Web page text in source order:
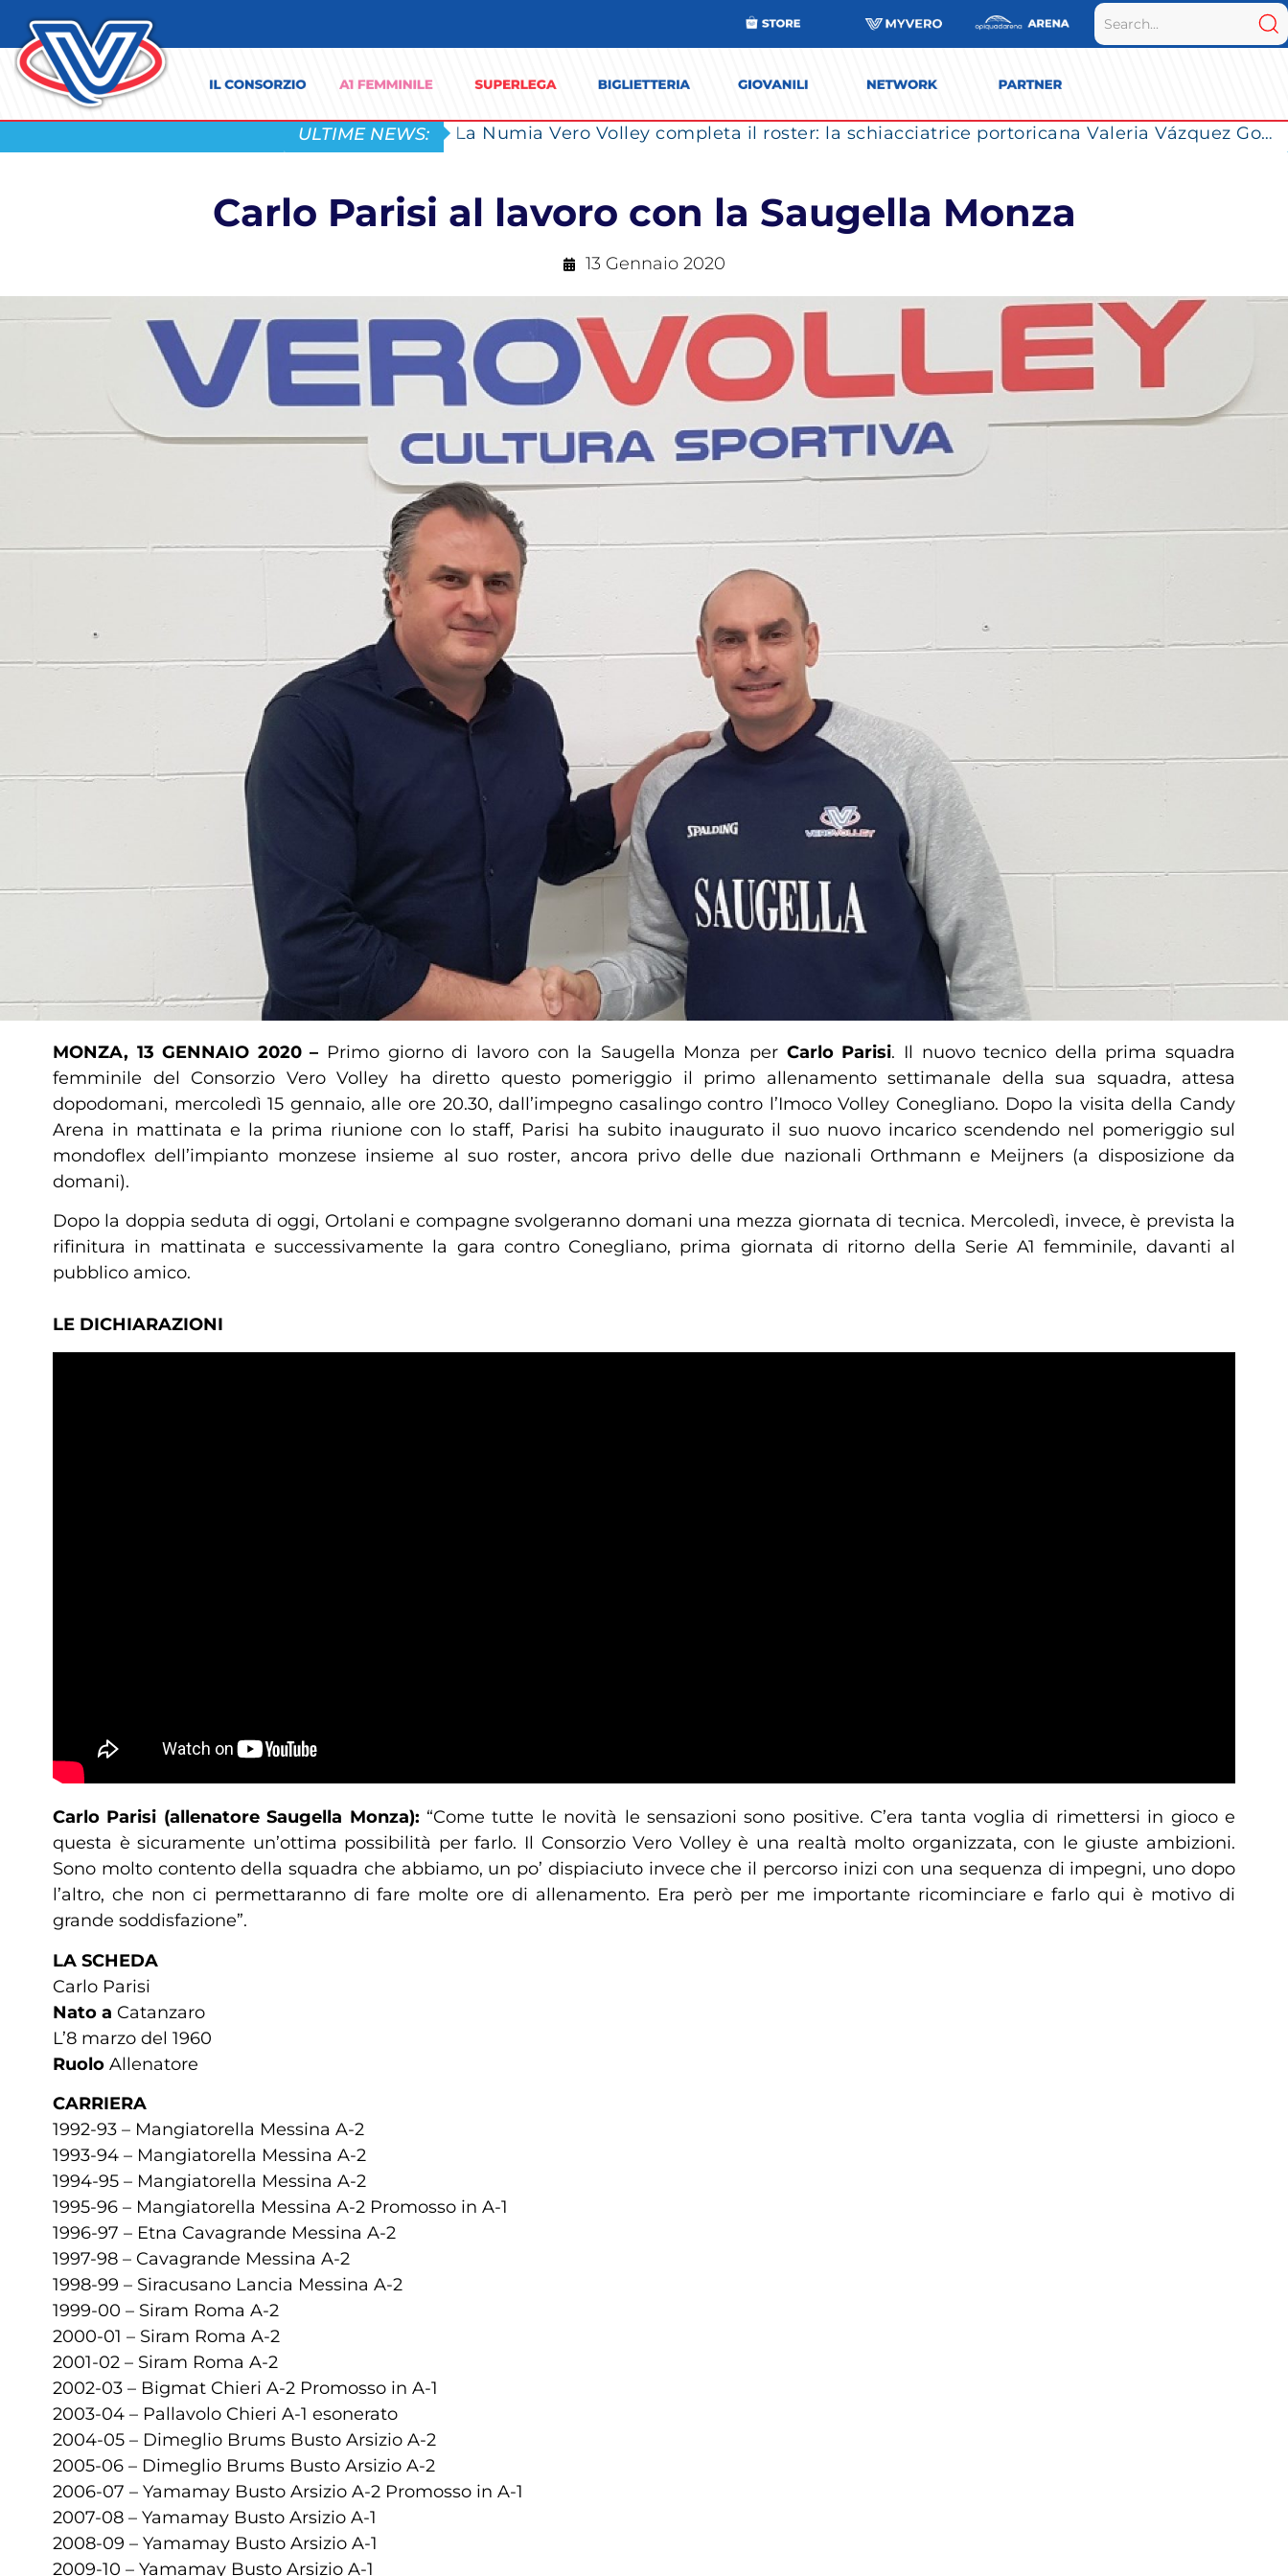
ULTIME NEWS: La Numia Vero Volley completa il roster: la schiacciatrice portoricana Valeria Vázquez Gomez è l’ultimo innesto di Milano per la stagione 2026/2027
Carlo Parisi al lavoro con la Saugella Monza
13 Gennaio 2020
MONZA, 13 GENNAIO 2020 – Primo giorno di lavoro con la Saugella Monza per Carlo Parisi. Il nuovo tecnico della prima squadra
femminile del Consorzio Vero Volley ha diretto questo pomeriggio il primo allenamento settimanale della sua squadra, attesa
dopodomani, mercoledì 15 gennaio, alle ore 20.30, dall’impegno casalingo contro l’Imoco Volley Conegliano. Dopo la visita della Candy
Arena in mattinata e la prima riunione con lo staff, Parisi ha subito inaugurato il suo nuovo incarico scendendo nel pomeriggio sul
mondoflex dell’impianto monzese insieme al suo roster, ancora privo delle due nazionali Orthmann e Meijners (a disposizione da
domani).
Dopo la doppia seduta di oggi, Ortolani e compagne svolgeranno domani una mezza giornata di tecnica. Mercoledì, invece, è prevista la
rifinitura in mattinata e successivamente la gara contro Conegliano, prima giornata di ritorno della Serie A1 femminile, davanti al
pubblico amico.
LE DICHIARAZIONI
Carlo Parisi (allenatore Saugella Monza): “Come tutte le novità le sensazioni sono positive. C’era tanta voglia di rimettersi in gioco e
questa è sicuramente un’ottima possibilità per farlo. Il Consorzio Vero Volley è una realtà molto organizzata, con le giuste ambizioni.
Sono molto contento della squadra che abbiamo, un po’ dispiaciuto invece che il percorso inizi con una sequenza di impegni, uno dopo
l’altro, che non ci permettaranno di fare molte ore di allenamento. Era però per me importante ricominciare e farlo qui è motivo di
grande soddisfazione”.
LA SCHEDA
Carlo Parisi
Nato a Catanzaro
L’8 marzo del 1960
Ruolo Allenatore
CARRIERA
1992-93 – Mangiatorella Messina A-2
1993-94 – Mangiatorella Messina A-2
1994-95 – Mangiatorella Messina A-2
1995-96 – Mangiatorella Messina A-2 Promosso in A-1
1996-97 – Etna Cavagrande Messina A-2
1997-98 – Cavagrande Messina A-2
1998-99 – Siracusano Lancia Messina A-2
1999-00 – Siram Roma A-2
2000-01 – Siram Roma A-2
2001-02 – Siram Roma A-2
2002-03 – Bigmat Chieri A-2 Promosso in A-1
2003-04 – Pallavolo Chieri A-1 esonerato
2004-05 – Dimeglio Brums Busto Arsizio A-2
2005-06 – Dimeglio Brums Busto Arsizio A-2
2006-07 – Yamamay Busto Arsizio A-2 Promosso in A-1
2007-08 – Yamamay Busto Arsizio A-1
2008-09 – Yamamay Busto Arsizio A-1
2009-10 – Yamamay Busto Arsizio A-1